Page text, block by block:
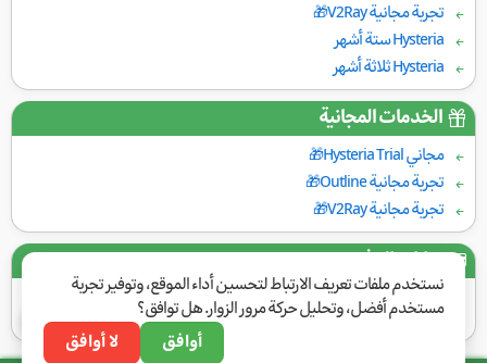
نستخدم ملفات تعريف الارتباط لتحسين أداء الموقع، وتوفير تجربة
مستخدم أفضل، وتحليل حركة مرور الزوار. هل توافق؟
أوافق
لا أوافق
تجربة مجانية V2Ray🎁
Hysteria ستة أشهر
Hysteria ثلاثة أشهر
الخدمات المجانية
مجاني Hysteria Trial🎁
تجربة مجانية Outline🎁
تجربة مجانية V2Ray🎁
بوابات الدفع